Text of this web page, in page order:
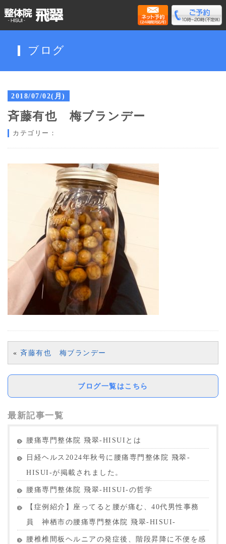
ブログ
2018/07/02(月)
斉藤有也 梅ブランデー
カテゴリー：
« 斉藤有也 梅ブランデー
ブログ一覧はこちら
最新記事一覧
腰痛専門整体院 飛翠-HISUIとは
日経ヘルス2024年秋号に腰痛専門整体院 飛翠-
HISUI-が掲載されました。
腰痛専門整体院 飛翠-HISUI-の哲学
【症例紹介】座ってると腰が痛む、40代男性事務
員 神栖市の腰痛専門整体院 飛翠-HISUI-
腰椎椎間板ヘルニアの発症後、階段昇降に不便を感